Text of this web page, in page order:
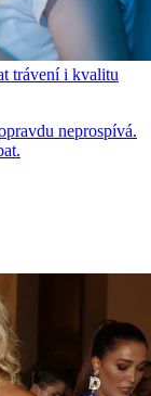
trávení i kvalitu
neprospívá.